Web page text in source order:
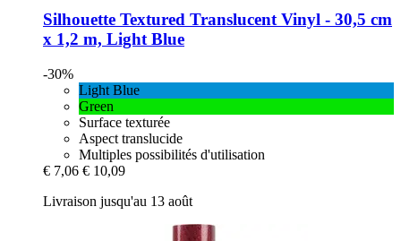
Silhouette Textured Translucent Vinyl -​ 30,5 cm
x 1,2 m, Light Blue
-30%
Light Blue
Green
Surface texturée
Aspect translucide
Multiples possibilités d'utilisation
€ 7,06 € 10,09
Livraison jusqu'au 13 août